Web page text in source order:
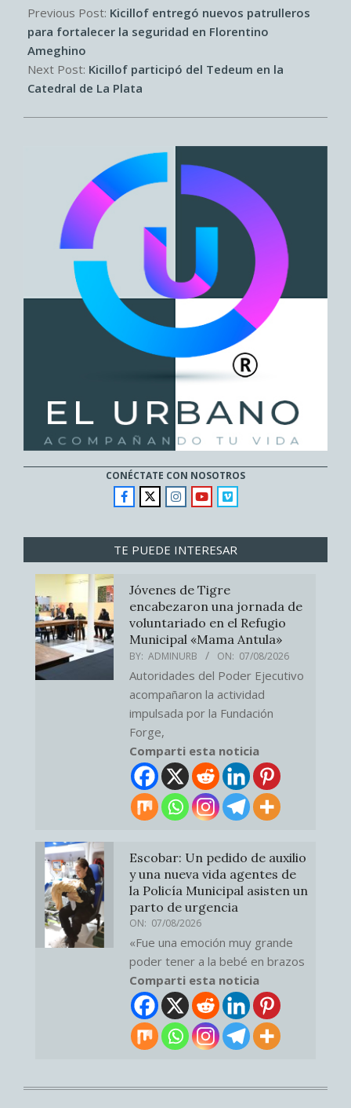
07-
08
Previous Post: Kicillof entregó nuevos patrulleros
para fortalecer la seguridad en Florentino
Ameghino
Next Post: Kicillof participó del Tedeum en la
Catedral de La Plata
CONÉCTATE CON NOSOTROS
TE PUEDE INTERESAR
Jóvenes de Tigre
encabezaron una jornada de
voluntariado en el Refugio
Municipal «Mama Antula»
BY: ADMINURB ON: 07/08/2026
Autoridades del Poder Ejecutivo
acompañaron la actividad
impulsada por la Fundación
Forge,
Comparti esta noticia
Escobar: Un pedido de auxilio
y una nueva vida agentes de
la Policía Municipal asisten un
parto de urgencia
ON: 07/08/2026
«Fue una emoción muy grande
poder tener a la bebé en brazos
Comparti esta noticia